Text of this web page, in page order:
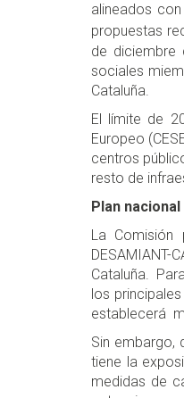
alineados
propuestas
de diciembre
sociales
Cataluña.
El límite de
Europeo
centros
resto de
Plan
La
Cataluña.
los
establecerá
Sin embargo,
tiene la
medidas de